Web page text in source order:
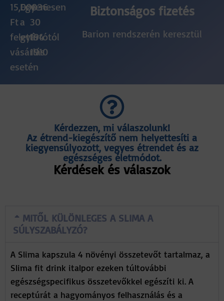
15,000
Ft
feletti
vásárlás
esetén
Egyenesen
a
gyártótól
+36
30
194
1910
Biztonságos fizetés
Barion rendszerén keresztül
Kérdezzen, mi válaszolunk!
Az étrend-kiegészítő nem helyettesíti a
kiegyensúlyozott, vegyes étrendet és az
egészséges életmódot.
Kérdések és válaszok
MITŐL KÜLÖNLEGES A SLIMA A
SÚLYSZABÁLYZÓ?
A Slima kapszula 4 növényi összetevőt tartalmaz, a
Slima fit drink italpor ezeken túltovábbi
egészségspecifikus összetevőkkel egészíti ki. A
receptúrát a hagyományos felhasználás és a